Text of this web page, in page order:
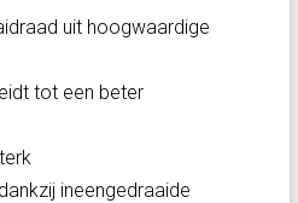
uit hoogwaardige
tot een beter
ineengedraaide